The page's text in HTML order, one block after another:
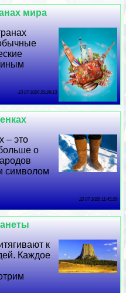
мира
иным
23 07 2026 22:29:13
– это
о
символом
22 07 2026 11:45:29
к
Каждое